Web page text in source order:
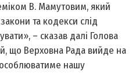
В. Мамутовим, який
та кодекси слід
– сказав далі Голова
що Верховна Рада вийде на
нашу